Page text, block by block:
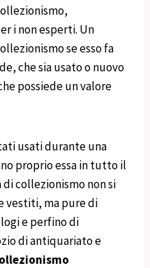
i non esperti. Un
se esso fa
che sia usato o nuovo
possiede un valore
usati durante una
proprio essa in tutto il
collezionismo non si
vestiti, ma pure di
e perfino di
di antiquariato e